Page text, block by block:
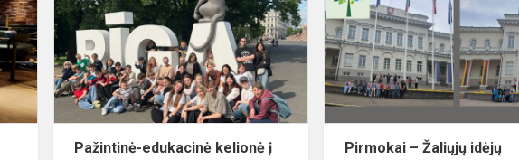
kelionė
į
Rygą.
Pažintinė-edukacinė kelionė į
Pirmokai – Žaliųjų idėjų